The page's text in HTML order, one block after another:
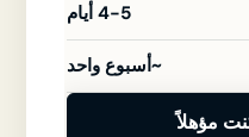
4-5 أيام
~أسبوع واحد
مؤهلاً